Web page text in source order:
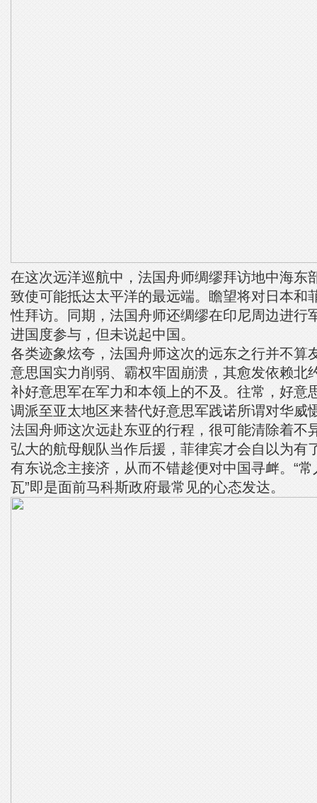
在这次远洋巡航中，法国舟师绸缪拜访地中海东
致使可能抵达太平洋的最远端。瞻望将对日本和
性拜访。同期，法国舟师还绸缪在印尼周边进行
进国度参与，但未说起中国。
各类迹象炫夸，法国舟师这次的远东之行并不算
意思国实力削弱、霸权牢固崩溃，其愈发依赖北
补好意思军在军力和本领上的不及。往常，好意
调派至亚太地区来替代好意思军践诺所谓对华威
法国舟师这次远赴东亚的行程，很可能清除着不
弘大的航母舰队当作后援，菲律宾才会自以为有
有东说念主接济，从而不错趁便对中国寻衅。“
瓦”即是面前马科斯政府最常见的心态发达。